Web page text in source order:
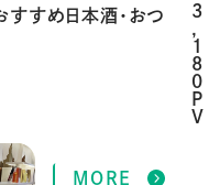
すすめ日本酒・おつ
3
,
1
8
0
P
V